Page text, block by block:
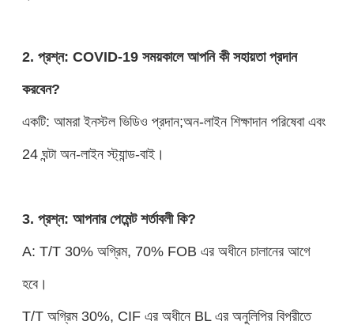
2. প্রশ্ন: COVID-19 সময়কালে আপনি কী সহায়তা প্রদান
করবেন?
একটি: আমরা ইনস্টল ভিডিও প্রদান;অন-লাইন শিক্ষাদান পরিষেবা এবং
24 ঘন্টা অন-লাইন স্ট্যান্ড-বাই।
3. প্রশ্ন: আপনার পেমেন্ট শর্তাবলী কি?
A: T/T 30% অগ্রিম, 70% FOB এর অধীনে চালানের আগে
হবে।
T/T অগ্রিম 30%, CIF এর অধীনে BL এর অনুলিপির বিপরীতে